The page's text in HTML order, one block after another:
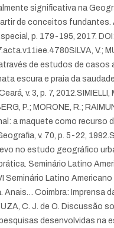
significativa na
de conceitos fundantes.
p. 179-195, 2017. DOI:
SILVA, V.;
de estudos de casos
escura e praia da
v. 3, p. 7, 2012. SIMIELLI,
P.; MORONE, R.;
a maquete como recurso
v. 70, p. 5-22, 1992.
no estudo geográfico
Seminário Latino
Seminário Latino
Anais… Coimbra: Imprensa
C. J. de O. Discussão
desenvolvidas na